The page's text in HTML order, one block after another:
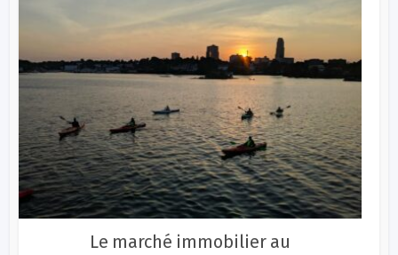
Le marché immobilier au